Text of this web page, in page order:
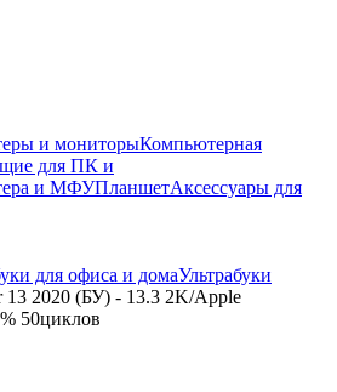
и мониторыКомпьютерная
для ПК и
и МФУПланшетАксессуары для
для офиса и домаУльтрабуки
2020 (БУ) - 13.3 2K/Apple
50циклов